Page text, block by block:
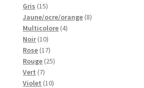
produits
Gris 1515
produits
Jaune/ocre/orange 88
Multicolore 44
Noir 1010
produits
Rose 1717
produits
Rouge 2525
Vert 77
produits
Violet 1010